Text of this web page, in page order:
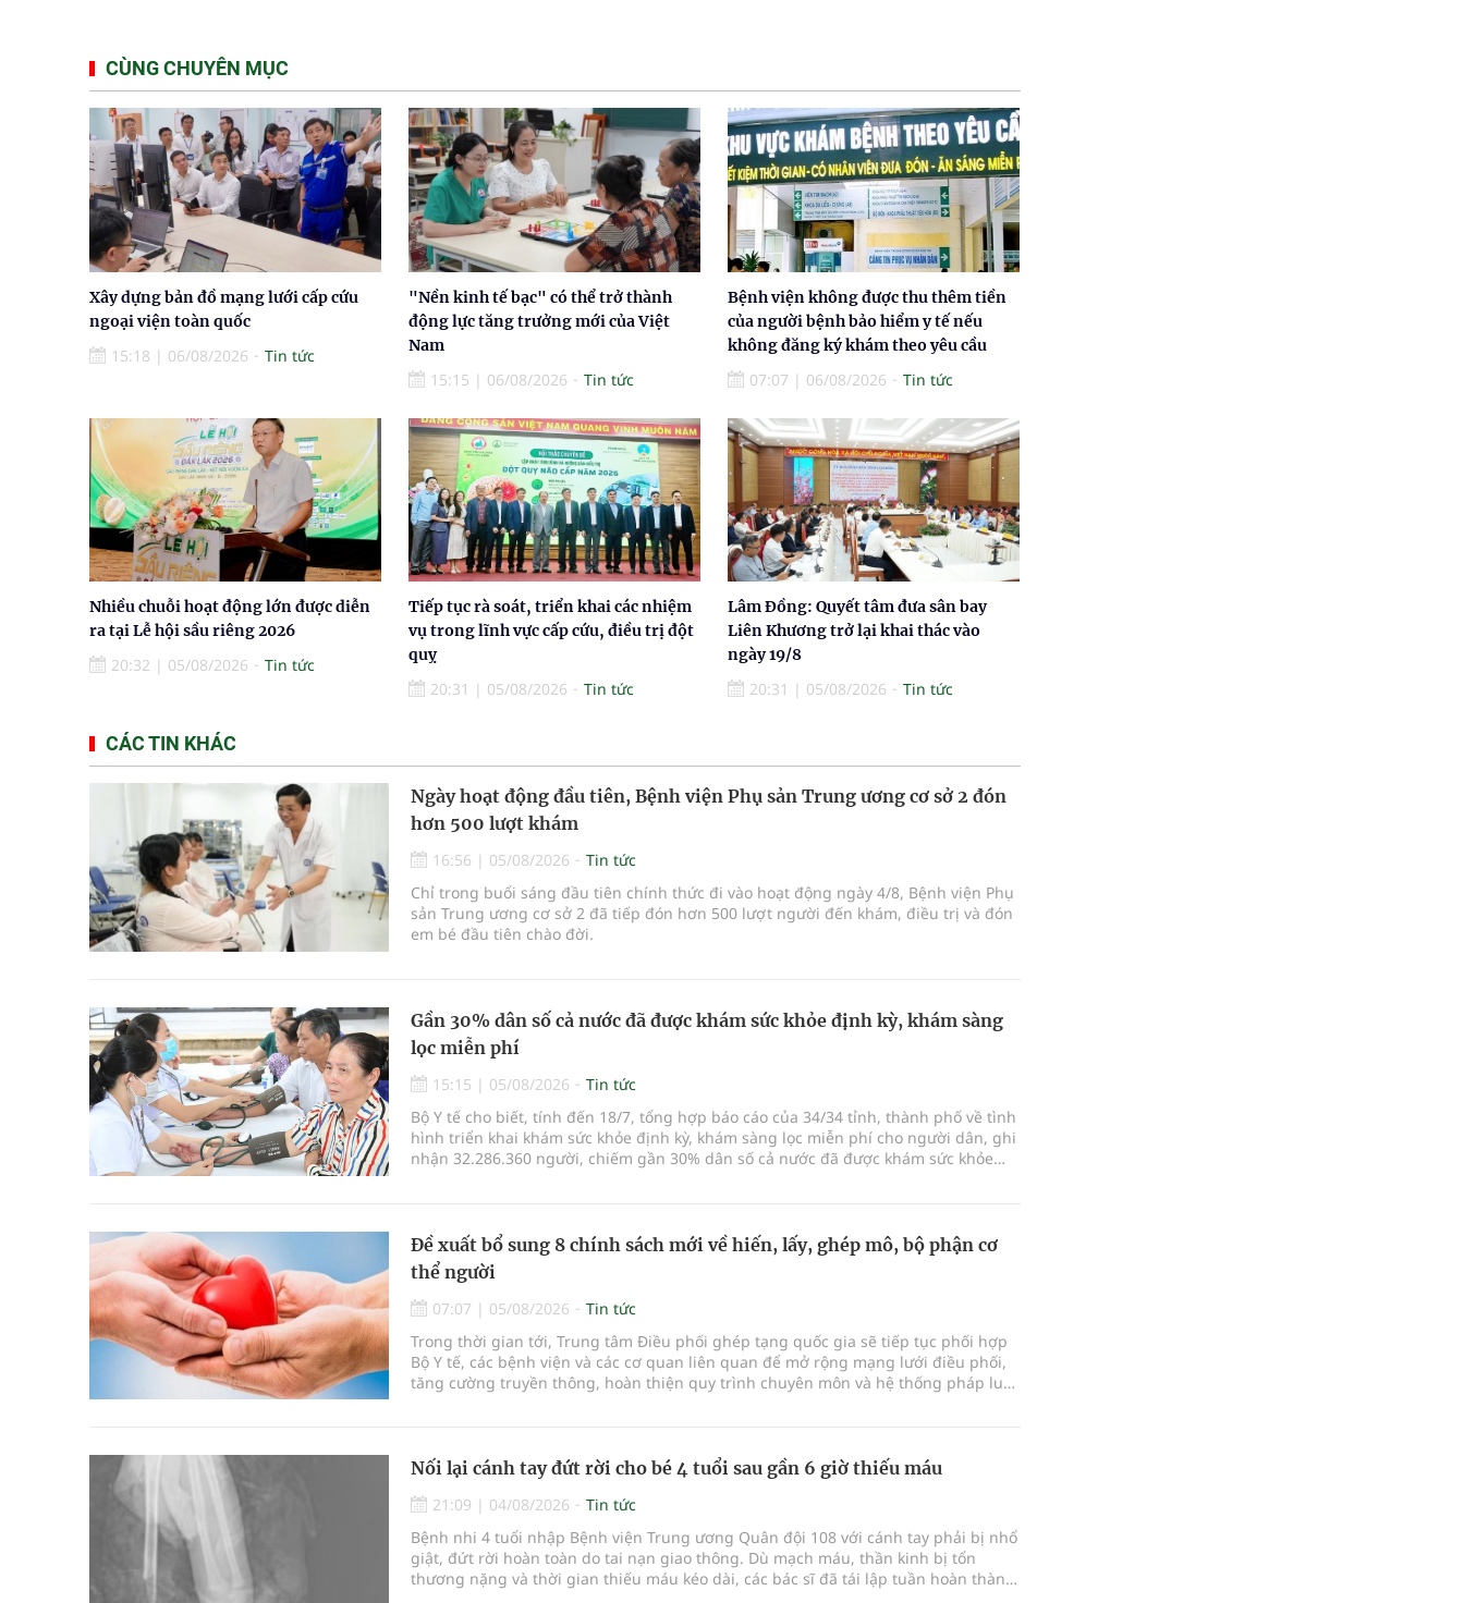
CÙNG CHUYÊN MỤC
Xây dựng bản đồ mạng lưới cấp cứu
ngoại viện toàn quốc
15:18 | 06/08/2026 Tin tức
"Nền kinh tế bạc" có thể trở thành
động lực tăng trưởng mới của Việt
Nam
15:15 | 06/08/2026 Tin tức
Bệnh viện không được thu thêm tiền
của người bệnh bảo hiểm y tế nếu
không đăng ký khám theo yêu cầu
07:07 | 06/08/2026 Tin tức
Nhiều chuỗi hoạt động lớn được diễn
ra tại Lễ hội sầu riêng 2026
20:32 | 05/08/2026 Tin tức
Tiếp tục rà soát, triển khai các nhiệm
vụ trong lĩnh vực cấp cứu, điều trị đột
quỵ
20:31 | 05/08/2026 Tin tức
Lâm Đồng: Quyết tâm đưa sân bay
Liên Khương trở lại khai thác vào
ngày 19/8
20:31 | 05/08/2026 Tin tức
CÁC TIN KHÁC
Ngày hoạt động đầu tiên, Bệnh viện Phụ sản Trung ương cơ sở 2 đón
hơn 500 lượt khám
16:56 | 05/08/2026
Tin tức
Chỉ trong buổi sáng đầu tiên chính thức đi vào hoạt động ngày 4/8, Bệnh viện Phụ
sản Trung ương cơ sở 2 đã tiếp đón hơn 500 lượt người đến khám, điều trị và đón
em bé đầu tiên chào đời.
Gần 30% dân số cả nước đã được khám sức khỏe định kỳ, khám sàng
lọc miễn phí
15:15 | 05/08/2026
Tin tức
Bộ Y tế cho biết, tính đến 18/7, tổng hợp báo cáo của 34/34 tỉnh, thành phố về tình
hình triển khai khám sức khỏe định kỳ, khám sàng lọc miễn phí cho người dân, ghi
nhận 32.286.360 người, chiếm gần 30% dân số cả nước đã được khám sức khỏe
Đề xuất bổ sung 8 chính sách mới về hiến, lấy, ghép mô, bộ phận cơ
thể người
07:07 | 05/08/2026
Tin tức
Trong thời gian tới, Trung tâm Điều phối ghép tạng quốc gia sẽ tiếp tục phối hợp
Bộ Y tế, các bệnh viện và các cơ quan liên quan để mở rộng mạng lưới điều phối,
tăng cường truyền thông, hoàn thiện quy trình chuyên môn và hệ thống pháp luật
Nối lại cánh tay đứt rời cho bé 4 tuổi sau gần 6 giờ thiếu máu
21:09 | 04/08/2026
Tin tức
Bệnh nhi 4 tuổi nhập Bệnh viện Trung ương Quân đội 108 với cánh tay phải bị nhổ
giật, đứt rời hoàn toàn do tai nạn giao thông. Dù mạch máu, thần kinh bị tổn
thương nặng và thời gian thiếu máu kéo dài, các bác sĩ đã tái lập tuần hoàn thành